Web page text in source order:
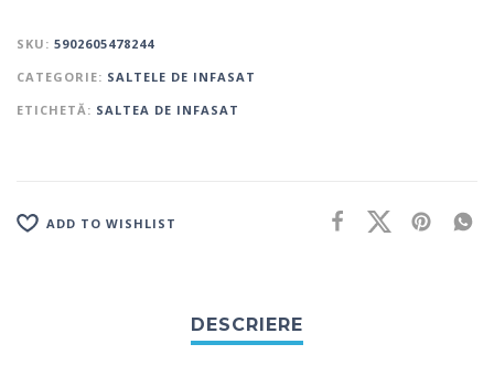
SKU: 5902605478244
CATEGORIE: SALTELE DE INFASAT
ETICHETĂ: SALTEA DE INFASAT
ADD TO WISHLIST